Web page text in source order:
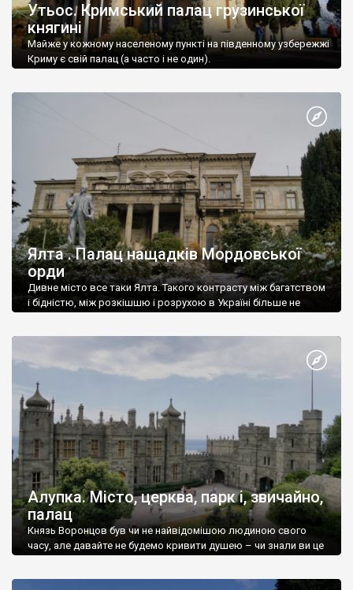
Утьос. Кримський палац грузинської
княгині
Майже у кожному населеному пункті на південному узбережжі
Криму є свій палац (а часто і не один).
Ялта . Палац нащадків Мордовської
орди
Дивне місто все таки Ялта. Такого контрасту між багатством
і бідністю, між розкішшю і розрухою в Україні більше не
Алупка. Місто, церква, парк і, звичайно,
палац
Князь Воронцов був чи не найвідомішою людиною свого
часу, але давайте не будемо кривити душею – чи знали ви це